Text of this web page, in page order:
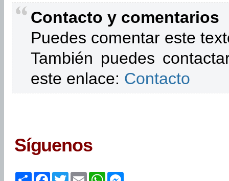
Contacto y comentarios
Puedes comentar este
También puedes
este enlace: Contacto
Síguenos
ShareFacebook
TwitterEmailWhatsApp